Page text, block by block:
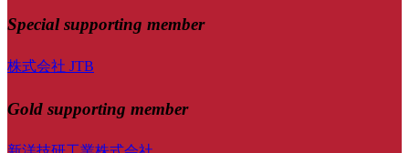
Specialsupporting member
株式会社 JTB
Gold supporting member